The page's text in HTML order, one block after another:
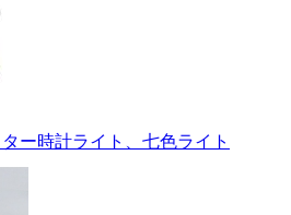
ー時計ライト、七色ライト